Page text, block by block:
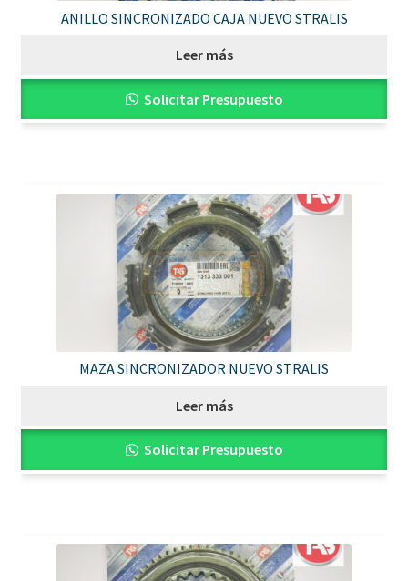
ANILLO SINCRONIZADO CAJA NUEVO STRALIS
Leer más
Solicitar Presupuesto
MAZA SINCRONIZADOR NUEVO STRALIS
Leer más
Solicitar Presupuesto